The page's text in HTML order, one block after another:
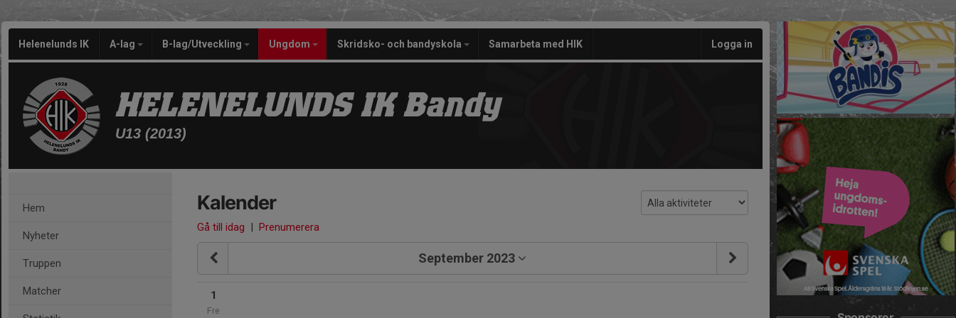
Helenelunds IK A-lag B-lag/Utveckling Ungdom Skridsko- och bandyskola Samarbeta med HIK Logga in
HELENELUNDS IK Bandy
U13 (2013)
Hem
Nyheter
Truppen
Matcher
Kalender
Gå till idag | Prenumerera
September 2023
1
Fre